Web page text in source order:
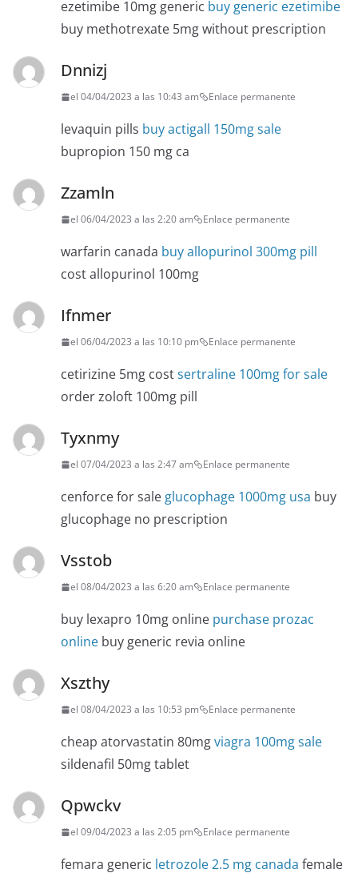
ezetimibe 10mg generic buy generic ezetimibe
buy methotrexate 5mg without prescription
Dnnizj
el 04/04/2023 a las 10:43 am Enlace permanente
levaquin pills buy actigall 150mg sale
bupropion 150 mg ca
Zzamln
el 06/04/2023 a las 2:20 am Enlace permanente
warfarin canada buy allopurinol 300mg pill
cost allopurinol 100mg
Ifnmer
el 06/04/2023 a las 10:10 pm Enlace permanente
cetirizine 5mg costsertraline 100mg for sale
order zoloft 100mg pill
Tyxnmy
el 07/04/2023 a las 2:47 am Enlace permanente
cenforce for sale glucophage 1000mg usa buy
glucophage no prescription
Vsstob
el 08/04/2023 a las 6:20 am Enlace permanente
buy lexapro 10mg online purchase prozac
online buy generic revia online
Xszthy
el 08/04/2023 a las 10:53 pm Enlace permanente
cheap atorvastatin 80mgviagra 100mg sale
sildenafil 50mg tablet
Qpwckv
el 09/04/2023 a las 2:05 pm Enlace permanente
femara generic letrozole 2.5 mg canada female